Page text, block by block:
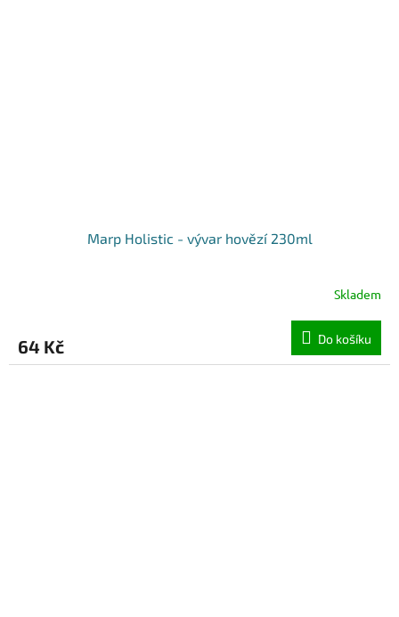
Marp Holistic - vývar hovězí 230ml
Skladem
64 Kč Do košíku